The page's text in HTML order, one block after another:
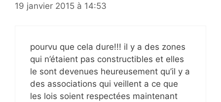
19 janvier 2015 à 14:53
pourvu que cela dure!!! il y a des zones
qui n’étaient pas constructibles et elles
le sont devenues heureusement qu’il y a
des associations qui veillent a ce que
les lois soient respectées maintenant